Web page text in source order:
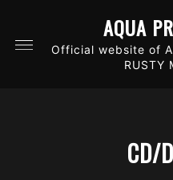
AQUA
Official website of
RUSTY
CD/